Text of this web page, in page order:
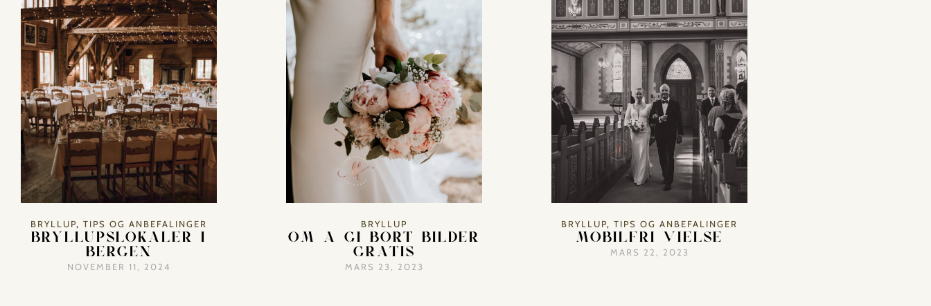
BRYLLUP,TIPS OG ANBEFALINGER
BRYLLUPSLOKALER I
BERGEN
NOVEMBER 11, 2024
BRYLLUP
OM Å GI BORT BILDER
GRATIS
MARS 23, 2023
BRYLLUP,TIPS OG ANBEFALINGER
MOBILFRI VIELSE
MARS 22, 2023